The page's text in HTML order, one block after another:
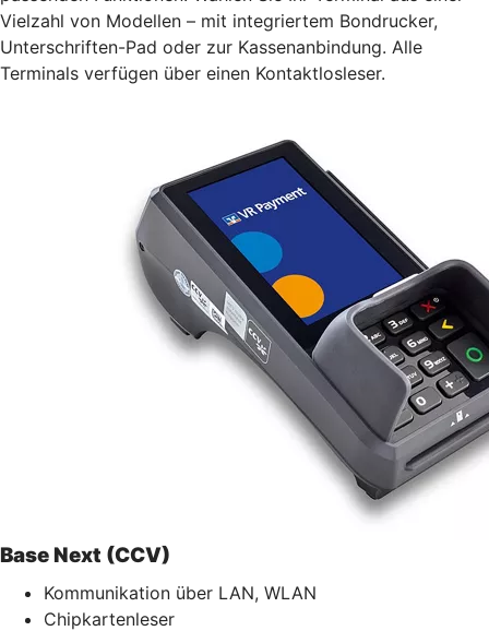
Vielzahl von Modellen – mit integriertem Bondrucker,
Unterschriften-Pad oder zur Kassenanbindung. Alle
Terminals verfügen über einen Kontaktlosleser.
Base Next (CCV)
Kommunikation über LAN, WLAN
Chipkartenleser